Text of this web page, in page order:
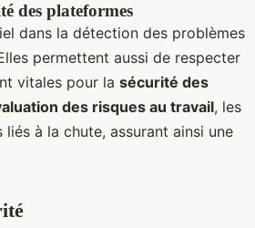
des plateformes
dans la détection des problèmes
permettent aussi de respecter
vitales pour la sécurité des
des risques au travail, les
à la chute, assurant ainsi une